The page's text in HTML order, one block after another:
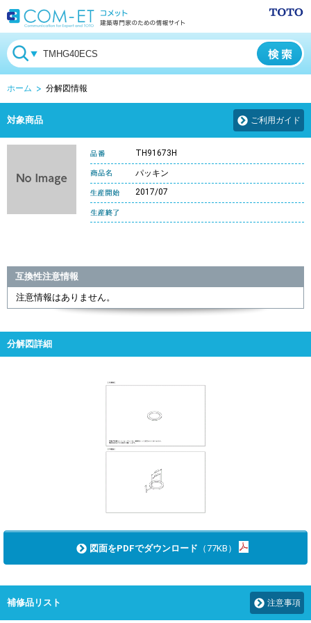
ホーム 分解図情報
対象商品 ご利用ガイド
TH91673H
パッキン
2017/07
互換性注意情報
注意情報はありません。
分解図詳細
図面をPDFでダウンロード （77KB）
補修品リスト 注意事項